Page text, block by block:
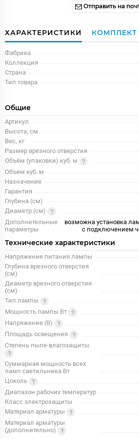
Отправить на
ХАРАКТЕРИСТИКИ
Фабрика
Коллекция
Страна
Тип товара
Общие
Артикул
Высота, см
Вес, кг
Размер врезного отверстия
Объём (упаковки) куб. м
Объем куб. м
Назначение
Гарантия
Глубина (см)
Диаметр (см)
Дополнительные
параметры
возможна установка
с подключением
Технические характеристики
Напряжение питания лампы
Глубина врезного отверстия
(см)
Диаметр врезного отверстия
(см)
Тип лампы
Мощность лампы Вт
Напряжение (В)
Площадь освещения
Степень пыле-влагозащиты
Суммарная мощность всех
ламп светильника Вт
Цоколь
Диапазон рабочих температур
Класс электрозащиты
Материал арматуры
Материал арматуры
(дополнительно)